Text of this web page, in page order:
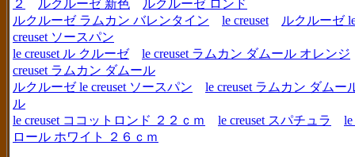
２ ルクルーゼ 新色
ルクルーゼ ロンド
ルクルーゼ ラムカン バレンタイン
le creuset
ルクルーゼ
creuset ソースパン
le creuset ル クルーゼ
le creuset ラムカン ダムール オレンジ
creuset ラムカン ダムール
ルクルーゼ le creuset ソースパン
le creuset ラムカン ダム
ル
le creuset ココットロンド ２２ｃｍ
le creuset スパチュラ
le
ロール ホワイト ２６ｃｍ